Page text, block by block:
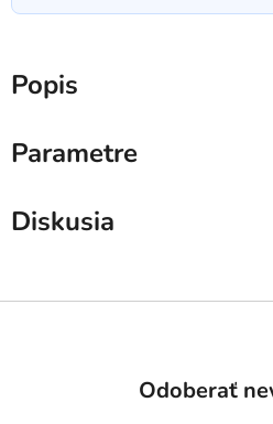
Popis
Parametre
Diskusia
Odoberať